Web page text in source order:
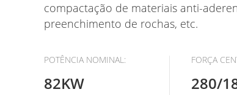
compactação de materiais anti-
preenchimento de rochas, etc.
POTÊNCIA NOMINAL:
82KW
FORÇA
280/